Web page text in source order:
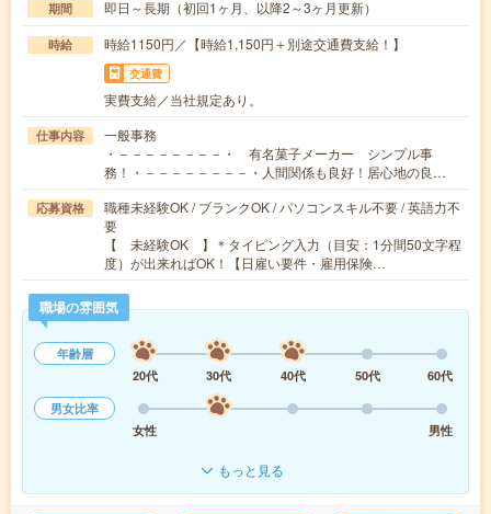
期間 即日～長期（初回1ヶ月、以降2～3ヶ月更新）
時給 時給1150円／【時給1,150円＋別途交通費支給！】
交通費
実費支給／当社規定あり。
仕事内容
一般事務
・－－－－－－－－・ 有名菓子メーカー シンプル事
務！・－－－－－－－－・人間関係も良好！居心地の良…
応募資格
職種未経験OK / ブランクOK / パソコンスキル不要 / 英語力不
要
【 未経験OK 】＊タイピング入力（目安：1分間50文字程
度）が出来ればOK！【日雇い要件・雇用保険…
職場の雰囲気
年齢層
20代
30代 40代 50代
60代
男女比率
女性
男性
もっと見る